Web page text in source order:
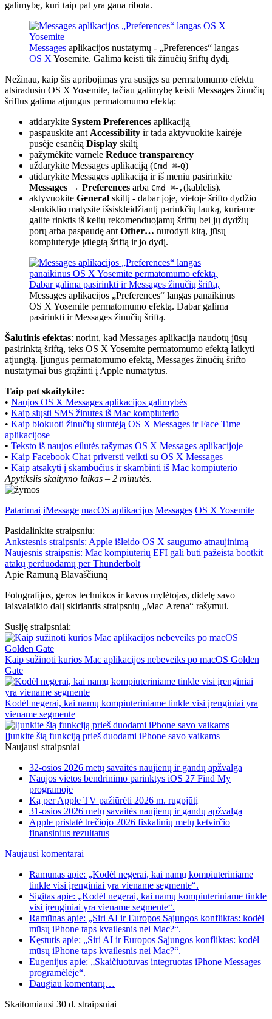
galimybę, kuri taip pat yra gana ribota.
Messages aplikacijos nustatymų - „Preferences“ langas
OS X Yosemite. Galima keisti tik žinučių šriftų dydį.
Nežinau, kaip šis apribojimas yra susijęs su permatomumo efektu
atsiradusiu OS X Yosemite, tačiau galimybę keisti Messages žinučių
šriftus galima atjungus permatomumo efektą:
atidarykite System Preferences aplikaciją
paspauskite ant Accessibility ir tada aktyvuokite kairėje
pusėje esančią Display skiltį
pažymėkite varnele Reduce transparency
uždarykite Messages aplikaciją (Cmd ⌘-Q)
atidarykite Messages aplikaciją ir iš meniu pasirinkite
Messages → Preferences arba Cmd ⌘- , (kablelis).
aktyvuokite General skiltį - dabar joje, vietoje šrifto dydžio
slankiklio matysite išsiskleidžiantį parinkčių lauką, kuriame
galite rinktis iš kelių rekomenduojamų šriftų bei jų dydžių
porų arba paspaudę ant Other… nurodyti kitą, jūsų
kompiuteryje įdiegtą šriftą ir jo dydį.
Messages aplikacijos „Preferences“ langas panaikinus
OS X Yosemite permatomumo efektą. Dabar galima
pasirinkti ir Messages žinučių šriftą.
Šalutinis efektas: norint, kad Messages aplikacija naudotų jūsų
pasirinktą šriftą, teks OS X Yosemite permatomumo efektą laikyti
atjungtą. Įjungus permatomumo efektą, Messages žinučių šrifto
nustatymai bus grąžinti į Apple numatytus.
Taip pat skaitykite:
• Naujos OS X Messages aplikacijos galimybės
• Kaip siųsti SMS žinutes iš Mac kompiuterio
• Kaip blokuoti žinučių siuntėją OS X Messages ir Face Time
aplikacijose
• Teksto iš naujos eilutės rašymas OS X Messages aplikacijoje
• Kaip Facebook Chat priversti veikti su OS X Messages
• Kaip atsakyti į skambučius ir skambinti iš Mac kompiuterio
Apytikslis skaitymo laikas – 2 minutės.
Patarimai iMessage macOS aplikacijos Messages OS X Yosemite
Pasidalinkite straipsniu:
Ankstesnis straipsnis: Apple išleido OS X saugumo atnaujinimą
Naujesnis straipsnis: Mac kompiuterių EFI gali būti pažeista bootkit
atakų perduodamų per Thunderbolt
Apie Ramūną Blavaščiūną
Fotografijos, geros technikos ir kavos mylėtojas, didelę savo
laisvalaikio dalį skiriantis straipsnių „Mac Arena“ rašymui.
Susiję straipsniai:
Kaip sužinoti kurios Mac aplikacijos nebeveiks po macOS Golden
Gate
Kodėl negerai, kai namų kompiuteriniame tinkle visi įrenginiai yra
viename segmente
Įjunkite šią funkciją prieš duodami iPhone savo vaikams
Naujausi straipsniai
32-osios 2026 metų savaitės naujienų ir gandų apžvalga
Naujos vietos bendrinimo parinktys iOS 27 Find My
programoje
Ką per Apple TV pažiūrėti 2026 m. rugpjūtį
31-osios 2026 metų savaitės naujienų ir gandų apžvalga
Apple pristatė trečiojo 2026 fiskalinių metų ketvirčio
finansinius rezultatus
Naujausi komentarai
Ramūnas apie: „Kodėl negerai, kai namų kompiuteriniame
tinkle visi įrenginiai yra viename segmente“.
Sigitas apie: „Kodėl negerai, kai namų kompiuteriniame tinkle
visi įrenginiai yra viename segmente“.
Ramūnas apie: „Siri AI ir Europos Sąjungos konfliktas: kodėl
mūsų iPhone taps kvailesnis nei Mac?“.
Kęstutis apie: „Siri AI ir Europos Sąjungos konfliktas: kodėl
mūsų iPhone taps kvailesnis nei Mac?“.
Eugenijus apie: „Skaičiuotuvas integruotas iPhone Messages
programėlėje“.
Daugiau komentarų…
Skaitomiausi 30 d. straipsniai